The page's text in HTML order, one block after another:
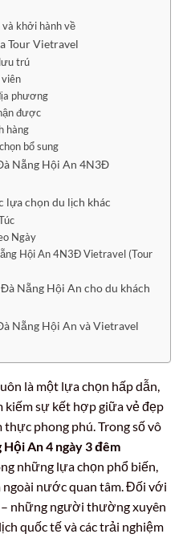
và khởi hành về
Tour Vietravel
trú
phương
được
hàng
bổ sung
Nẵng Hội An 4N3Đ
lựa chọn du lịch khác
Ngày
Hội An 4N3Đ Vietravel (Tour
Nẵng Hội An cho du khách
Nẵng Hội An và Vietravel
là một lựa chọn hấp dẫn,
kiếm sự kết hợp giữa vẻ đẹp
phong phú. Trong số vô
An 4 ngày 3 đêm
những lựa chọn phổ biến,
nước quan tâm. Đối với
– những người thường xuyên
quốc tế và các trải nghiệm